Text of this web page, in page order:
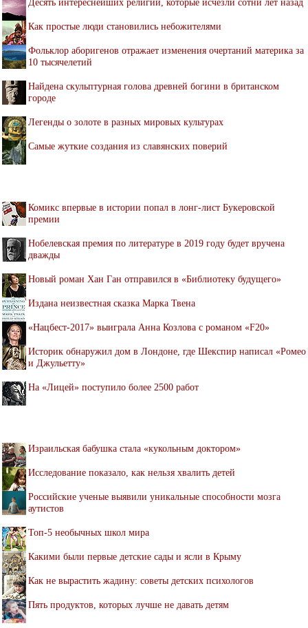
Как простые люди становились небожителями
Фольклор аборигенов отражает изменения очертаний материка за
10 тысячелетий
Найдена скульптурная голова древней богини в британском
городе
Легенды о золоте в разных мировых культурах
Самые жуткие создания из славянских поверий
Комикс впервые в истории попал в лонг-лист Букеровской
премии
Нобелевская премия по литературе в 2019 году будет вручена
дважды
Новый роман Хан Ган отправился в «Библиотеку будущего»
Издана неизвестная сказка Марка Твена
«Нацбест-2017» выиграла Анна Козлова с романом «F20»
Историк обнаружил дом в Лондоне, где Шекспир написал «Ромео
и Джульетту»
На «Лицей» поступило более 2500 работ
Израильская бабушка стала «кукольным доктором»
Исследование показало, как нельзя хвалить детей
Российские ученые выявили уникальные способности мозга
аутистов
Топ-5 необычных школ мира
Какими были первые детские сады и ясли в Крыму
Как не вырастить жадину: советы детских психологов
Пять продуктов, которых лучше не давать детям